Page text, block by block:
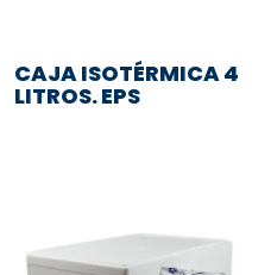
CAJA ISOTÉRMICA 4
LITROS. EPS